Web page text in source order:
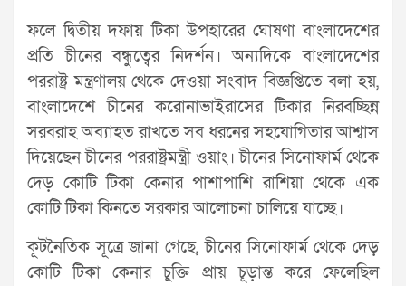
ফলে দ্বিতীয় দফায় টিকা উপহারের ঘোষণা বাংলাদেশের
প্রতি চীনের বন্ধুত্বের নিদর্শন। অন্যদিকে বাংলাদেশের
পররাষ্ট্র মন্ত্রণালয় থেকে দেওয়া সংবাদ বিজ্ঞপ্তিতে বলা হয়,
বাংলাদেশে চীনের করোনাভাইরাসের টিকার নিরবচ্ছিন্ন
সরবরাহ অব্যাহত রাখতে সব ধরনের সহযোগিতার আশ্বাস
দিয়েছেন চীনের পররাষ্ট্রমন্ত্রী ওয়াং। চীনের সিনোফার্ম থেকে
দেড় কোটি টিকা কেনার পাশাপাশি রাশিয়া থেকে এক
কোটি টিকা কিনতে সরকার আলোচনা চালিয়ে যাচ্ছে।
কূটনৈতিক সূত্রে জানা গেছে, চীনের সিনোফার্ম থেকে দেড়
কোটি টিকা কেনার চুক্তি প্রায় চূড়ান্ত করে ফেলেছিল